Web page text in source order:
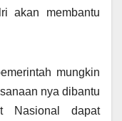
akan membantu
mungkin
nya dibantu
Nasional dapat